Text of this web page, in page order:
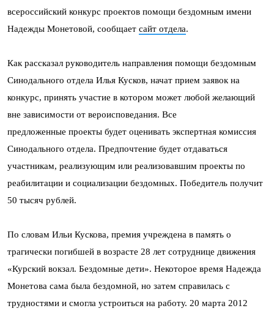
всероссийский конкурс проектов помощи бездомным имени
Надежды Монетовой, сообщает сайт отдела.
Как рассказал руководитель направления помощи бездомным
Синодального отдела Илья Кусков, начат прием заявок на
конкурс, принять участие в котором может любой желающий
вне зависимости от вероисповедания. Все
предложенные проекты будет оценивать экспертная комиссия
Синодального отдела. Предпочтение будет отдаваться
участникам, реализующим или реализовавшим проекты по
реабилитации и социализации бездомных. Победитель получит
50 тысяч рублей.
По словам Ильи Кускова, премия учреждена в память о
трагически погибшей в возрасте 28 лет сотруднице движения
«Курский вокзал. Бездомные дети». Некоторое время Надежда
Монетова сама была бездомной, но затем справилась с
трудностями и смогла устроиться на работу. 20 марта 2012